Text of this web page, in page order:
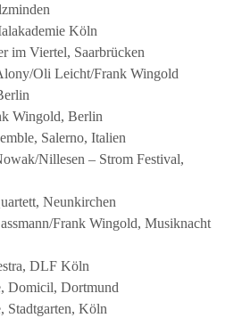
Köln
im Viertel, Saarbrücken
Oli Leicht/Frank Wingold
Wingold, Berlin
Salerno, Italien
Nillesen – Strom Festival,
Neunkirchen
Frank Wingold, Musiknacht
DLF Köln
Domicil, Dortmund
Stadtgarten, Köln